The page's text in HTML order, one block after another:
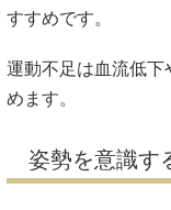
すすめです。
運動不足は血流低下
めます。
姿勢を意識す